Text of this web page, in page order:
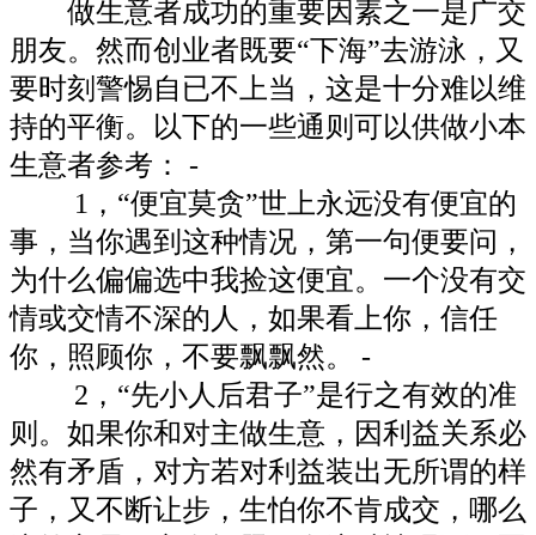
做生意者成功的重要因素之一是广交
朋友。然而创业者既要“下海”去游泳，又
要时刻警惕自已不上当，这是十分难以维
持的平衡。以下的一些通则可以供做小本
生意者参考： -
1，“便宜莫贪”世上永远没有便宜的
事，当你遇到这种情况，第一句便要问，
为什么偏偏选中我捡这便宜。一个没有交
情或交情不深的人，如果看上你，信任
你，照顾你，不要飘飘然。 -
2，“先小人后君子”是行之有效的准
则。如果你和对主做生意，因利益关系必
然有矛盾，对方若对利益装出无所谓的样
子，又不断让步，生怕你不肯成交，哪么